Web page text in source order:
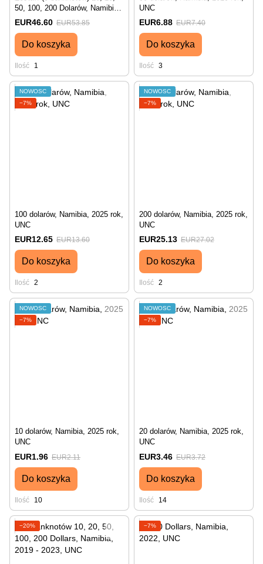
50, 100, 200 Dolarów, Namibia,
2025, w stanie UNC
EUR46.60 EUR53.85
Do koszyka
Ilość 1
UNC
EUR6.88 EUR7.40
Do koszyka
Ilość 3
NOWOŚĆ
−7%
100 dolarów, Namibia, 2025 rok,
UNC
EUR12.65 EUR13.60
Do koszyka
Ilość 2
NOWOŚĆ
−7%
200 dolarów, Namibia, 2025 rok,
UNC
EUR25.13 EUR27.02
Do koszyka
Ilość 2
NOWOŚĆ
−7%
10 dolarów, Namibia, 2025 rok,
UNC
EUR1.96 EUR2.11
Do koszyka
Ilość 10
NOWOŚĆ
−7%
20 dolarów, Namibia, 2025 rok,
UNC
EUR3.46 EUR3.72
Do koszyka
Ilość 14
−20% −7%